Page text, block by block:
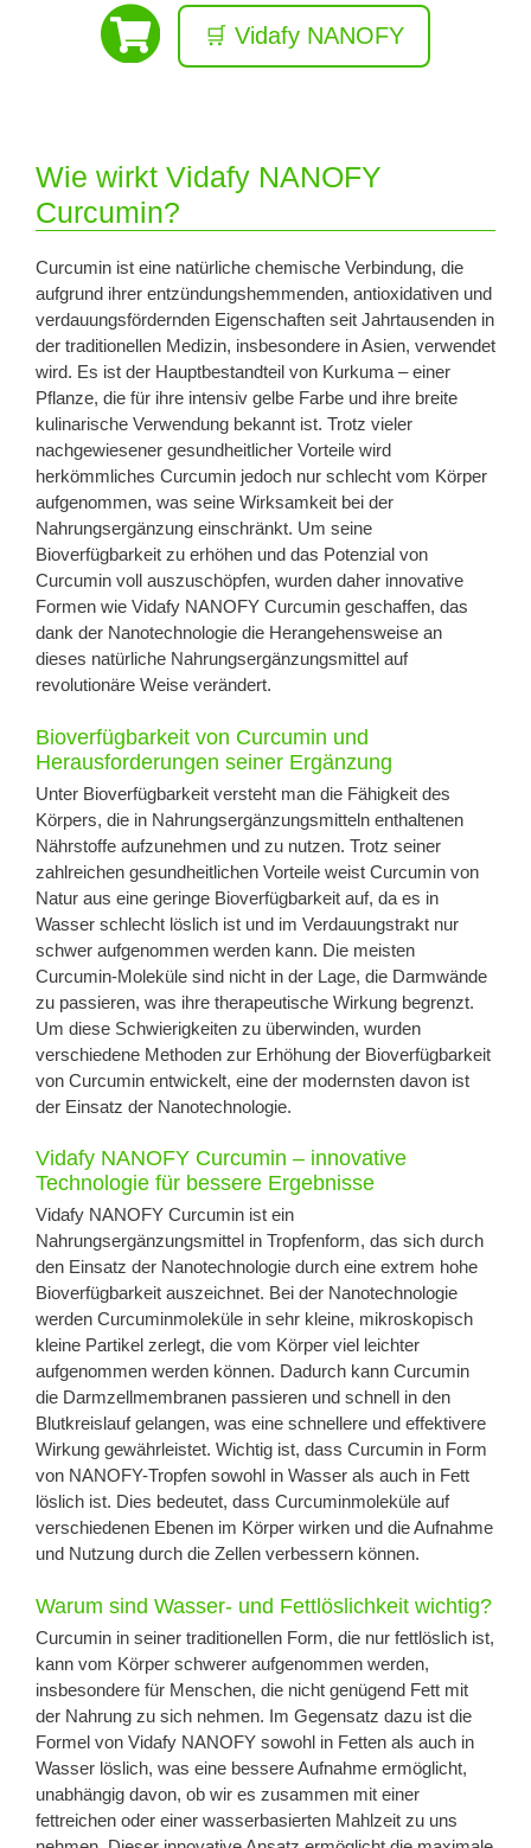
🛒 Vidafy NANOFY
Wie wirkt Vidafy NANOFY
Curcumin?
Curcumin ist eine natürliche chemische Verbindung, die
aufgrund ihrer entzündungshemmenden, antioxidativen und
verdauungsfördernden Eigenschaften seit Jahrtausenden in
der traditionellen Medizin, insbesondere in Asien, verwendet
wird. Es ist der Hauptbestandteil von Kurkuma – einer
Pflanze, die für ihre intensiv gelbe Farbe und ihre breite
kulinarische Verwendung bekannt ist. Trotz vieler
nachgewiesener gesundheitlicher Vorteile wird
herkömmliches Curcumin jedoch nur schlecht vom Körper
aufgenommen, was seine Wirksamkeit bei der
Nahrungsergänzung einschränkt. Um seine
Bioverfügbarkeit zu erhöhen und das Potenzial von
Curcumin voll auszuschöpfen, wurden daher innovative
Formen wie Vidafy NANOFY Curcumin geschaffen, das
dank der Nanotechnologie die Herangehensweise an
dieses natürliche Nahrungsergänzungsmittel auf
revolutionäre Weise verändert.
Bioverfügbarkeit von Curcumin und
Herausforderungen seiner Ergänzung
Unter Bioverfügbarkeit versteht man die Fähigkeit des
Körpers, die in Nahrungsergänzungsmitteln enthaltenen
Nährstoffe aufzunehmen und zu nutzen. Trotz seiner
zahlreichen gesundheitlichen Vorteile weist Curcumin von
Natur aus eine geringe Bioverfügbarkeit auf, da es in
Wasser schlecht löslich ist und im Verdauungstrakt nur
schwer aufgenommen werden kann. Die meisten
Curcumin-Moleküle sind nicht in der Lage, die Darmwände
zu passieren, was ihre therapeutische Wirkung begrenzt.
Um diese Schwierigkeiten zu überwinden, wurden
verschiedene Methoden zur Erhöhung der Bioverfügbarkeit
von Curcumin entwickelt, eine der modernsten davon ist
der Einsatz der Nanotechnologie.
Vidafy NANOFY Curcumin – innovative
Technologie für bessere Ergebnisse
Vidafy NANOFY Curcumin ist ein
Nahrungsergänzungsmittel in Tropfenform, das sich durch
den Einsatz der Nanotechnologie durch eine extrem hohe
Bioverfügbarkeit auszeichnet. Bei der Nanotechnologie
werden Curcuminmoleküle in sehr kleine, mikroskopisch
kleine Partikel zerlegt, die vom Körper viel leichter
aufgenommen werden können. Dadurch kann Curcumin
die Darmzellmembranen passieren und schnell in den
Blutkreislauf gelangen, was eine schnellere und effektivere
Wirkung gewährleistet. Wichtig ist, dass Curcumin in Form
von NANOFY-Tropfen sowohl in Wasser als auch in Fett
löslich ist. Dies bedeutet, dass Curcuminmoleküle auf
verschiedenen Ebenen im Körper wirken und die Aufnahme
und Nutzung durch die Zellen verbessern können.
Warum sind Wasser- und Fettlöslichkeit wichtig?
Curcumin in seiner traditionellen Form, die nur fettlöslich ist,
kann vom Körper schwerer aufgenommen werden,
insbesondere für Menschen, die nicht genügend Fett mit
der Nahrung zu sich nehmen. Im Gegensatz dazu ist die
Formel von Vidafy NANOFY sowohl in Fetten als auch in
Wasser löslich, was eine bessere Aufnahme ermöglicht,
unabhängig davon, ob wir es zusammen mit einer
fettreichen oder einer wasserbasierten Mahlzeit zu uns